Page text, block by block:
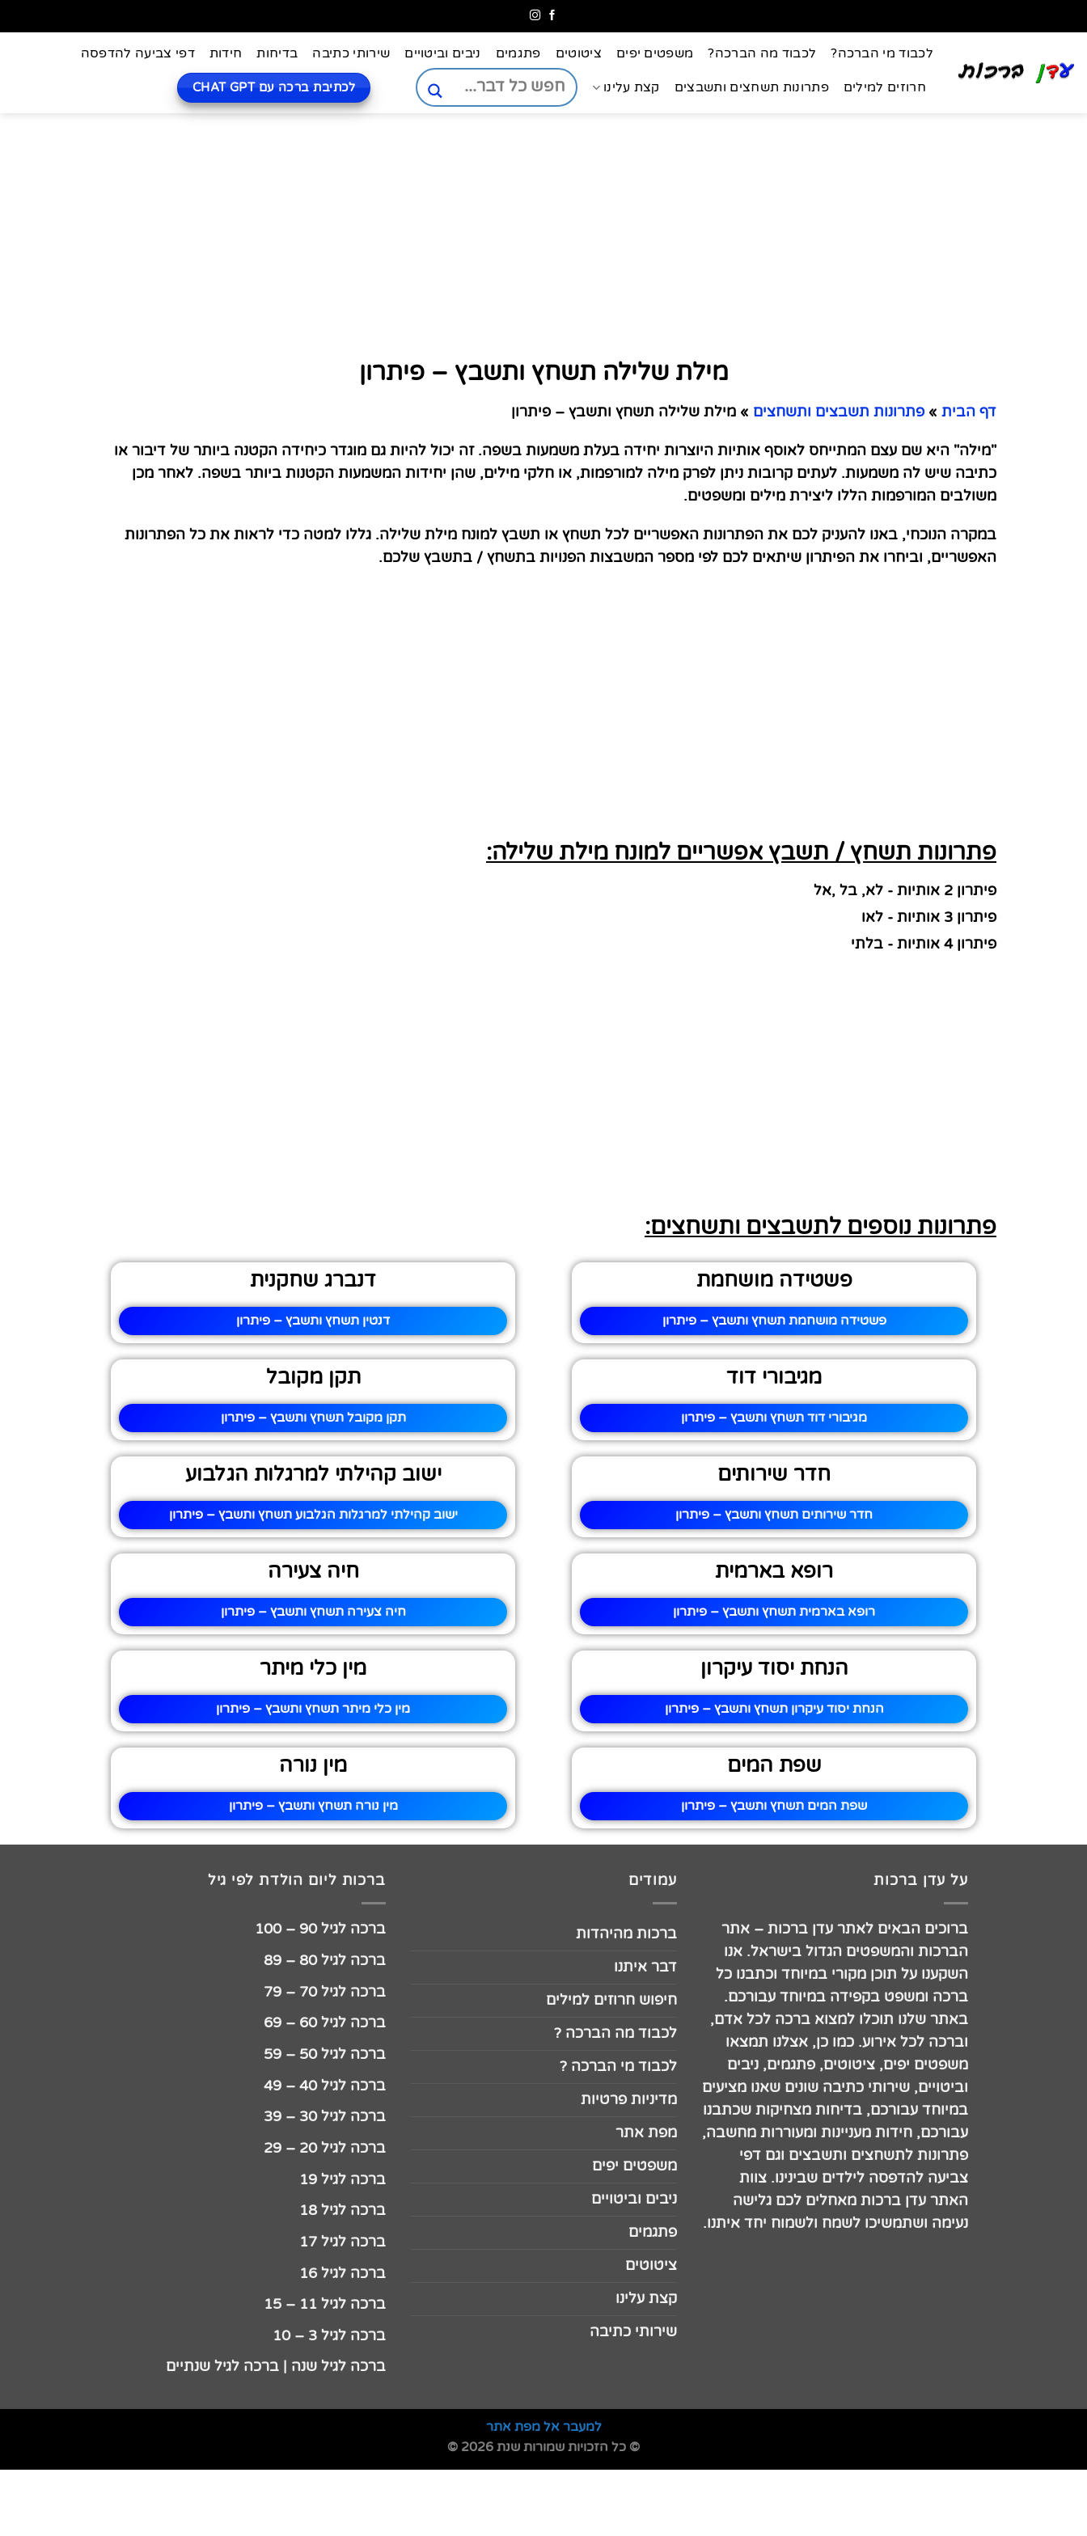
לכבוד מי הברכה? לכבוד מה הברכה? משפטים יפים ציטוטים פתגמים ניבים וביטויים שירותי כתיבה בדיחות חידות דפי צביעה להדפסה
חרוזים למילים פתרונות תשחצים ותשבצים קצת עלינו לכתיבת ברכה עם CHAT GPT
מילת שלילה תשחץ ותשבץ – פיתרון
דף הבית » פתרונות תשבצים ותשחצים » מילת שלילה תשחץ ותשבץ – פיתרון
"מילה" היא שם עצם המתייחס לאוסף אותיות היוצרות יחידה בעלת משמעות בשפה. זה יכול להיות גם מוגדר כיחידה הקטנה ביותר של דיבור או
כתיבה שיש לה משמעות. לעתים קרובות ניתן לפרק מילה למורפמות, או חלקי מילים, שהן יחידות המשמעות הקטנות ביותר בשפה. לאחר מכן
משולבים המורפמות הללו ליצירת מילים ומשפטים.
במקרה הנוכחי, באנו להעניק לכם את הפתרונות האפשריים לכל תשחץ או תשבץ למונח מילת שלילה. גללו למטה כדי לראות את כל הפתרונות
האפשריים, וביחרו את הפיתרון שיתאים לכם לפי מספר המשבצות הפנויות בתשחץ / בתשבץ שלכם.
פתרונות תשחץ / תשבץ אפשריים למונח מילת שלילה:
פיתרון 2 אותיות - לא, בל ,אל
פיתרון 3 אותיות - לאו
פיתרון 4 אותיות - בלתי
פתרונות נוספים לתשבצים ותשחצים:
פשטידה מושחמת
פשטידה מושחמת תשחץ ותשבץ – פיתרון
דנברג שחקנית
דנטין תשחץ ותשבץ – פיתרון
מגיבורי דוד
מגיבורי דוד תשחץ ותשבץ – פיתרון
תקן מקובל
תקן מקובל תשחץ ותשבץ – פיתרון
חדר שירותים
חדר שירותים תשחץ ותשבץ – פיתרון
ישוב קהילתי למרגלות הגלבוע
ישוב קהילתי למרגלות הגלבוע תשחץ ותשבץ – פיתרון
רופא בארמית
רופא בארמית תשחץ ותשבץ – פיתרון
חיה צעירה
חיה צעירה תשחץ ותשבץ – פיתרון
הנחת יסוד עיקרון
הנחת יסוד עיקרון תשחץ ותשבץ – פיתרון
מין כלי מיתר
מין כלי מיתר תשחץ ותשבץ – פיתרון
שפת המים
שפת המים תשחץ ותשבץ – פיתרון
מין נורה
מין נורה תשחץ ותשבץ – פיתרון
על עדן ברכות
ברוכים הבאים לאתר עדן ברכות – אתר
הברכות והמשפטים הגדול בישראל. אנו
השקענו על תוכן מקורי במיוחד וכתבנו כל
ברכה ומשפט בקפידה במיוחד עבורכם.
באתר שלנו תוכלו למצוא ברכה לכל אדם,
וברכה לכל אירוע. כמו כן, אצלנו תמצאו
משפטים יפים, ציטוטים, פתגמים, ניבים
וביטויים, שירותי כתיבה שונים שאנו מציעים
במיוחד עבורכם, בדיחות מצחיקות שכתבנו
עבורכם, חידות מעניינות ומעוררות מחשבה,
פתרונות לתשחצים ותשבצים וגם דפי
צביעה להדפסה לילדים שבינינו. צוות
האתר עדן ברכות מאחלים לכם גלישה
נעימה ושתמשיכו לשמח ולשמוח יחד איתנו.
עמודים
ברכות מהיהדות
דבר איתנו
חיפוש חרוזים למילים
לכבוד מה הברכה ?
לכבוד מי הברכה ?
מדיניות פרטיות
מפת אתר
משפטים יפים
ניבים וביטויים
פתגמים
ציטוטים
קצת עלינו
שירותי כתיבה
ברכות ליום הולדת לפי גיל
ברכה לגיל 90 – 100
ברכה לגיל 80 – 89
ברכה לגיל 70 – 79
ברכה לגיל 60 – 69
ברכה לגיל 50 – 59
ברכה לגיל 40 – 49
ברכה לגיל 30 – 39
ברכה לגיל 20 – 29
ברכה לגיל 19
ברכה לגיל 18
ברכה לגיל 17
ברכה לגיל 16
ברכה לגיל 11 – 15
ברכה לגיל 3 – 10
ברכה לגיל שנה | ברכה לגיל שנתיים
למעבר אל מפת אתר
© כל הזכויות שמורות שנת 2026 ©